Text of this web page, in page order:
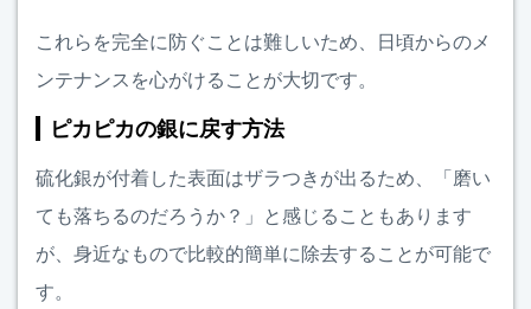
これらを完全に防ぐことは難しいため、日頃からのメ
ンテナンスを心がけることが大切です。
ピカピカの銀に戻す方法
硫化銀が付着した表面はザラつきが出るため、「磨い
ても落ちるのだろうか？」と感じることもあります
が、身近なもので比較的簡単に除去することが可能で
す。